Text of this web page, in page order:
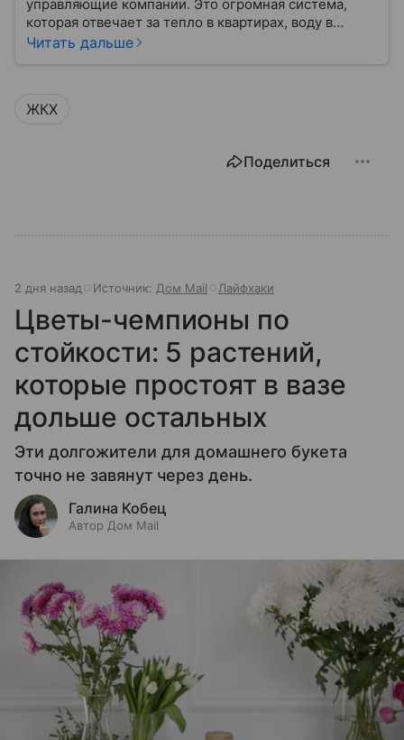
управляющие компании. Это огромная система,
которая отвечает за тепло в квартирах, воду в
кране, освещение улиц и чистоту во дворах.
Читать дальше
ЖКХ
Поделиться
2 дня назад Источник: Дом Mail Лайфхаки
Цветы-чемпионы по
стойкости: 5 растений,
которые простоят в вазе
дольше остальных
Эти долгожители для домашнего букета
точно не завянут через день.
Галина Кобец
Автор Дом Mail